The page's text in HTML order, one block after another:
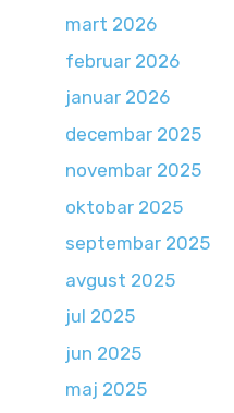
mart 2026
februar 2026
januar 2026
decembar 2025
novembar 2025
oktobar 2025
septembar 2025
avgust 2025
jul 2025
jun 2025
maj 2025